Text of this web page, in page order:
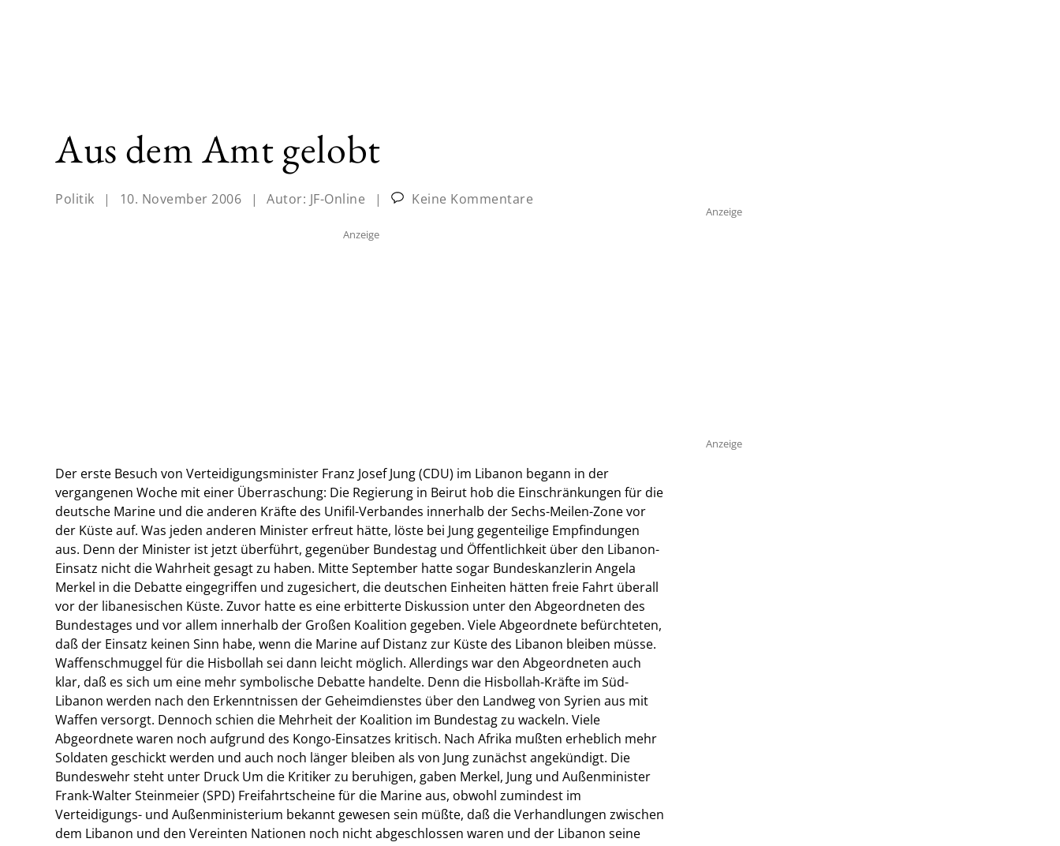
Aus dem Amt gelobt
Politik | 10. November 2006 | Autor: JF-Online | Keine Kommentare
Anzeige
Der erste Besuch von Verteidigungsminister Franz Josef Jung (CDU) im Libanon begann in der
vergangenen Woche mit einer Überraschung: Die Regierung in Beirut hob die Einschränkungen für die
deutsche Marine und die anderen Kräfte des Unifil-Verbandes innerhalb der Sechs-Meilen-Zone vor
der Küste auf. Was jeden anderen Minister erfreut hätte, löste bei Jung gegenteilige Empfindungen
aus. Denn der Minister ist jetzt überführt, gegenüber Bundestag und Öffentlichkeit über den Libanon-
Einsatz nicht die Wahrheit gesagt zu haben. Mitte September hatte sogar Bundeskanzlerin Angela
Merkel in die Debatte eingegriffen und zugesichert, die deutschen Einheiten hätten freie Fahrt überall
vor der libanesischen Küste. Zuvor hatte es eine erbitterte Diskussion unter den Abgeordneten des
Bundestages und vor allem innerhalb der Großen Koalition gegeben. Viele Abgeordnete befürchteten,
daß der Einsatz keinen Sinn habe, wenn die Marine auf Distanz zur Küste des Libanon bleiben müsse.
Waffenschmuggel für die Hisbollah sei dann leicht möglich. Allerdings war den Abgeordneten auch
klar, daß es sich um eine mehr symbolische Debatte handelte. Denn die Hisbollah-Kräfte im Süd-
Libanon werden nach den Erkenntnissen der Geheimdienstes über den Landweg von Syrien aus mit
Waffen versorgt. Dennoch schien die Mehrheit der Koalition im Bundestag zu wackeln. Viele
Abgeordnete waren noch aufgrund des Kongo-Einsatzes kritisch. Nach Afrika mußten erheblich mehr
Soldaten geschickt werden und auch noch länger bleiben als von Jung zunächst angekündigt. Die
Bundeswehr steht unter Druck Um die Kritiker zu beruhigen, gaben Merkel, Jung und Außenminister
Frank-Walter Steinmeier (SPD) Freifahrtscheine für die Marine aus, obwohl zumindest im
Verteidigungs- und Außenministerium bekannt gewesen sein müßte, daß die Verhandlungen zwischen
dem Libanon und den Vereinten Nationen noch nicht abgeschlossen waren und der Libanon seine
Anzeige
Anzeige